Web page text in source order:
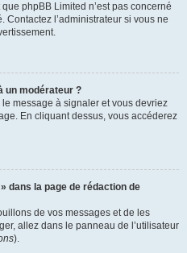
phpBB Limited n’est pas concerné
Contactez l’administrateur si vous ne
un modérateur ?
le message à signaler et vous devriez
En cliquant dessus, vous accéderez
dans la page de rédaction de
de vos messages et de les
allez dans le panneau de l’utilisateur
).